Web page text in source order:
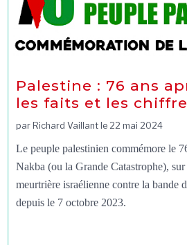
Palestine : 76 ans
les faits et les
par Richard Vaillant le 22 mai 2024
Le peuple palestinien commémore le
Nakba (ou la Grande Catastrophe),
meurtrière israélienne contre la bande
depuis le 7 octobre 2023.